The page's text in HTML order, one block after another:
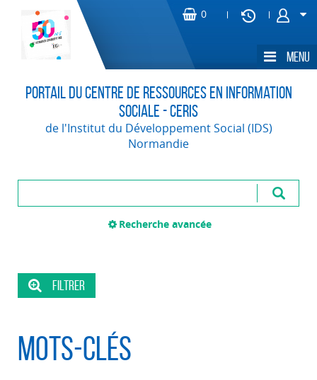
Portail du Centre de Ressources en Information
Sociale - CERIS
de l'Institut du Développement Social (IDS)
Normandie
Recherche avancée
Mots-clés